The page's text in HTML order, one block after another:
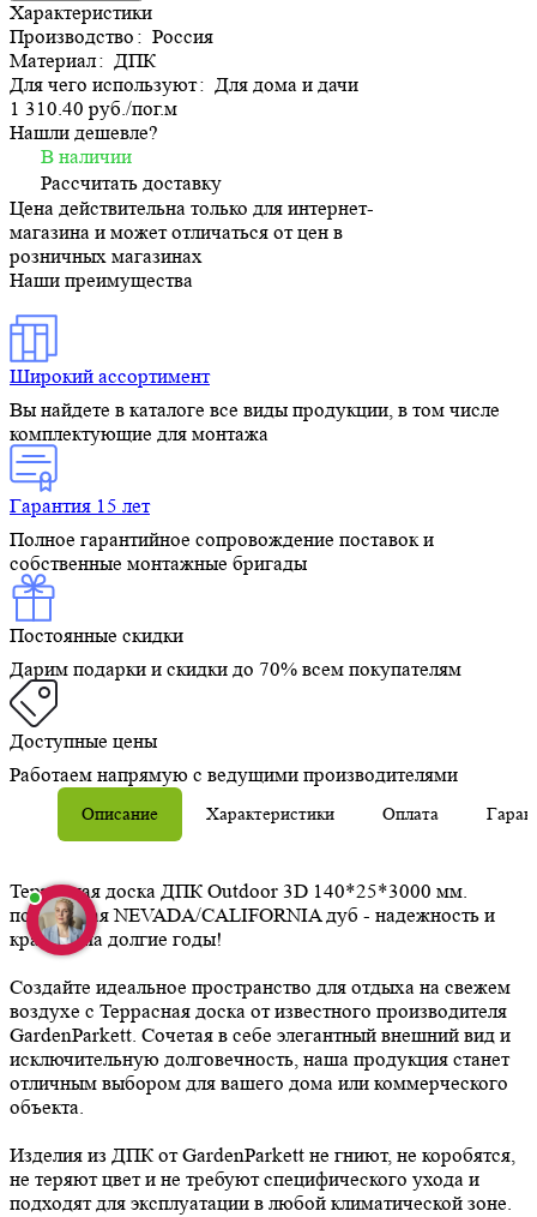
Характеристики
Производство: Россия
Материал: ДПК
Для чего используют: Для дома и дачи
1 310.40 руб./пог.м
Нашли дешевле?
В наличии
Рассчитать доставку
Цена действительна только для интернет-
магазина и может отличаться от цен в
розничных магазинах
Наши преимущества
Широкий ассортимент
Вы найдете в каталоге все виды продукции, в том числе
комплектующие для монтажа
Гарантия 15 лет
Полное гарантийное сопровождение поставок и
собственные монтажные бригады
Постоянные скидки
Дарим подарки и скидки до 70% всем покупателям
Доступные цены
Работаем напрямую с ведущими производителями
Описание Характеристики Оплата
Террасная доска ДПК Outdoor 3D 140*25*3000 мм.
полнотелая NEVADA/CALIFORNIA дуб - надежность и
красота на долгие годы!
Создайте идеальное пространство для отдыха на свежем
воздухе с Террасная доска от известного производителя
GardenParkett. Сочетая в себе элегантный внешний вид и
исключительную долговечность, наша продукция станет
отличным выбором для вашего дома или коммерческого
объекта.
Изделия из ДПК от GardenParkett не гниют, не коробятся,
не теряют цвет и не требуют специфического ухода и
подходят для эксплуатации в любой климатической зоне.